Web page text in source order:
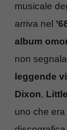
musicale
arriva nel
album
non
leggende
Dixon,
uno che